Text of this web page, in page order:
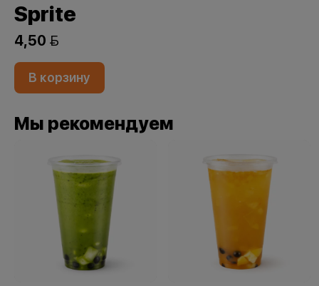
Sprite
4,50 
В корзину
Мы рекомендуем